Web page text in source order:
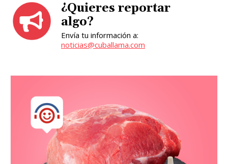
¿Quieres reportar
algo?
Envía tu información a:
noticias@cuballama.com